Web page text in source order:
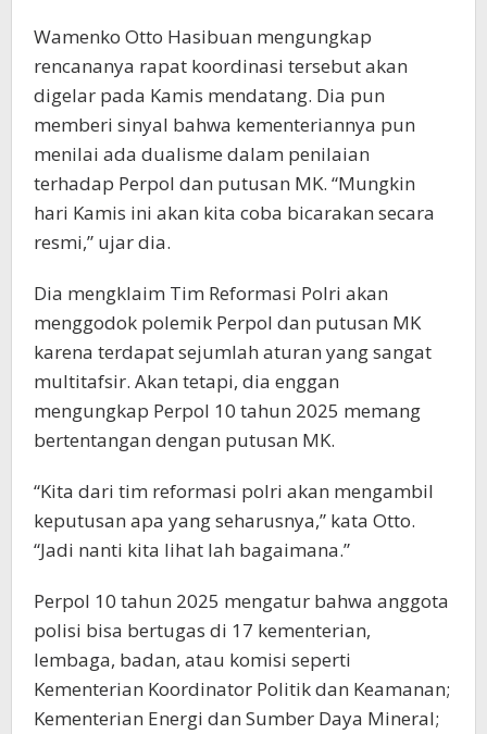
Wamenko Otto Hasibuan mengungkap
rencananya rapat koordinasi tersebut akan
digelar pada Kamis mendatang. Dia pun
memberi sinyal bahwa kementeriannya pun
menilai ada dualisme dalam penilaian
terhadap Perpol dan putusan MK. “Mungkin
hari Kamis ini akan kita coba bicarakan secara
resmi,” ujar dia.
Dia mengklaim Tim Reformasi Polri akan
menggodok polemik Perpol dan putusan MK
karena terdapat sejumlah aturan yang sangat
multitafsir. Akan tetapi, dia enggan
mengungkap Perpol 10 tahun 2025 memang
bertentangan dengan putusan MK.
“Kita dari tim reformasi polri akan mengambil
keputusan apa yang seharusnya,” kata Otto.
“Jadi nanti kita lihat lah bagaimana.”
Perpol 10 tahun 2025 mengatur bahwa anggota
polisi bisa bertugas di 17 kementerian,
lembaga, badan, atau komisi seperti
Kementerian Koordinator Politik dan Keamanan;
Kementerian Energi dan Sumber Daya Mineral;